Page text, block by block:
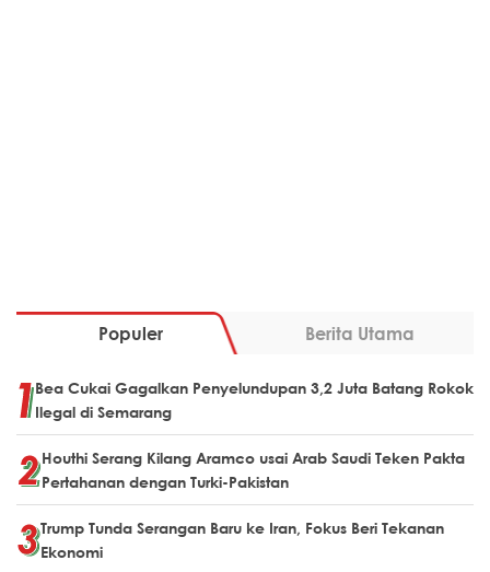
Populer Berita Utama
Bea Cukai Gagalkan Penyelundupan 3,2 Juta Batang Rokok
Ilegal di Semarang
Houthi Serang Kilang Aramco usai Arab Saudi Teken Pakta
Pertahanan dengan Turki-Pakistan
Trump Tunda Serangan Baru ke Iran, Fokus Beri Tekanan
Ekonomi